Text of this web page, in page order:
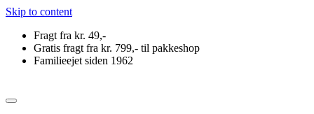
Skip to content
Fragt fra kr. 49,-
Gratis fragt fra kr. 799,- til pakkeshop
Familieejet siden 1962